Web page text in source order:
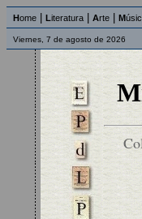
Home Literatura Arte M
Viernes, 7 de agosto de 2026